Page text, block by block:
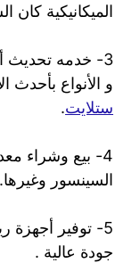
الميكانيكية كان
3- خدمه تحديث
و الأنواع بأحدث
ستلايت.
4- بيع وشراء
السينسور وغيرها.
5- توفير أجهزة
جودة عالية .